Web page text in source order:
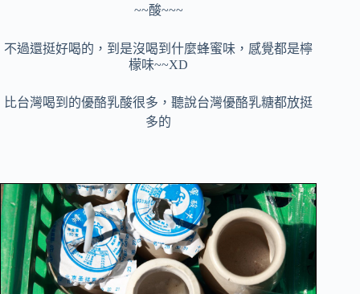
~~酸~~~
不過還挺好喝的，到是沒喝到什麼蜂蜜味，感覺都是檸
檬味~~XD
比台灣喝到的優酪乳酸很多，聽說台灣優酪乳糖都放挺
多的